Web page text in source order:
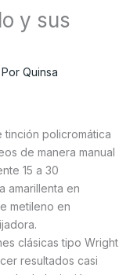
y sus
Quinsa
tinción policromática
de manera manual
15 a 30
amarillenta en
metileno en
clásicas tipo Wright
resultados casi